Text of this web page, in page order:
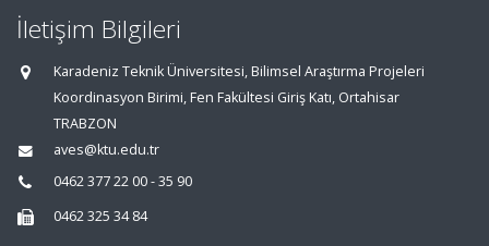
İletişim Bilgileri
Karadeniz Teknik Üniversitesi, Bilimsel Araştırma Projeleri
Koordinasyon Birimi, Fen Fakültesi Giriş Katı, Ortahisar
TRABZON
aves@ktu.edu.tr
0462 377 22 00 - 35 90
0462 325 34 84